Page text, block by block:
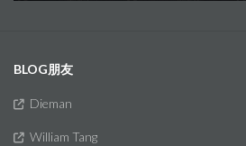
BLOG朋友
Dieman
William Tang